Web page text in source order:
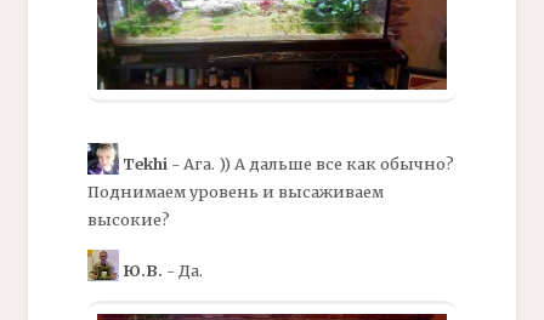
Tekhi- Ага. )) А дальше все как обычно?
Поднимаем уровень и высаживаем
высокие?
Ю.В. - Да.